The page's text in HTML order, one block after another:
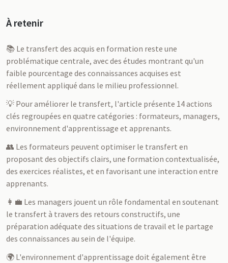
À retenir
📚 Le transfert des acquis en formation reste une
problématique centrale, avec des études montrant qu'un
faible pourcentage des connaissances acquises est
réellement appliqué dans le milieu professionnel.
💡 Pour améliorer le transfert, l'article présente 14 actions
clés regroupées en quatre catégories : formateurs, managers,
environnement d'apprentissage et apprenants.
👥 Les formateurs peuvent optimiser le transfert en
proposant des objectifs clairs, une formation contextualisée,
des exercices réalistes, et en favorisant une interaction entre
apprenants.
👩‍💼 Les managers jouent un rôle fondamental en soutenant
le transfert à travers des retours constructifs, une
préparation adéquate des situations de travail et le partage
des connaissances au sein de l'équipe.
🌍 L'environnement d'apprentissage doit également être